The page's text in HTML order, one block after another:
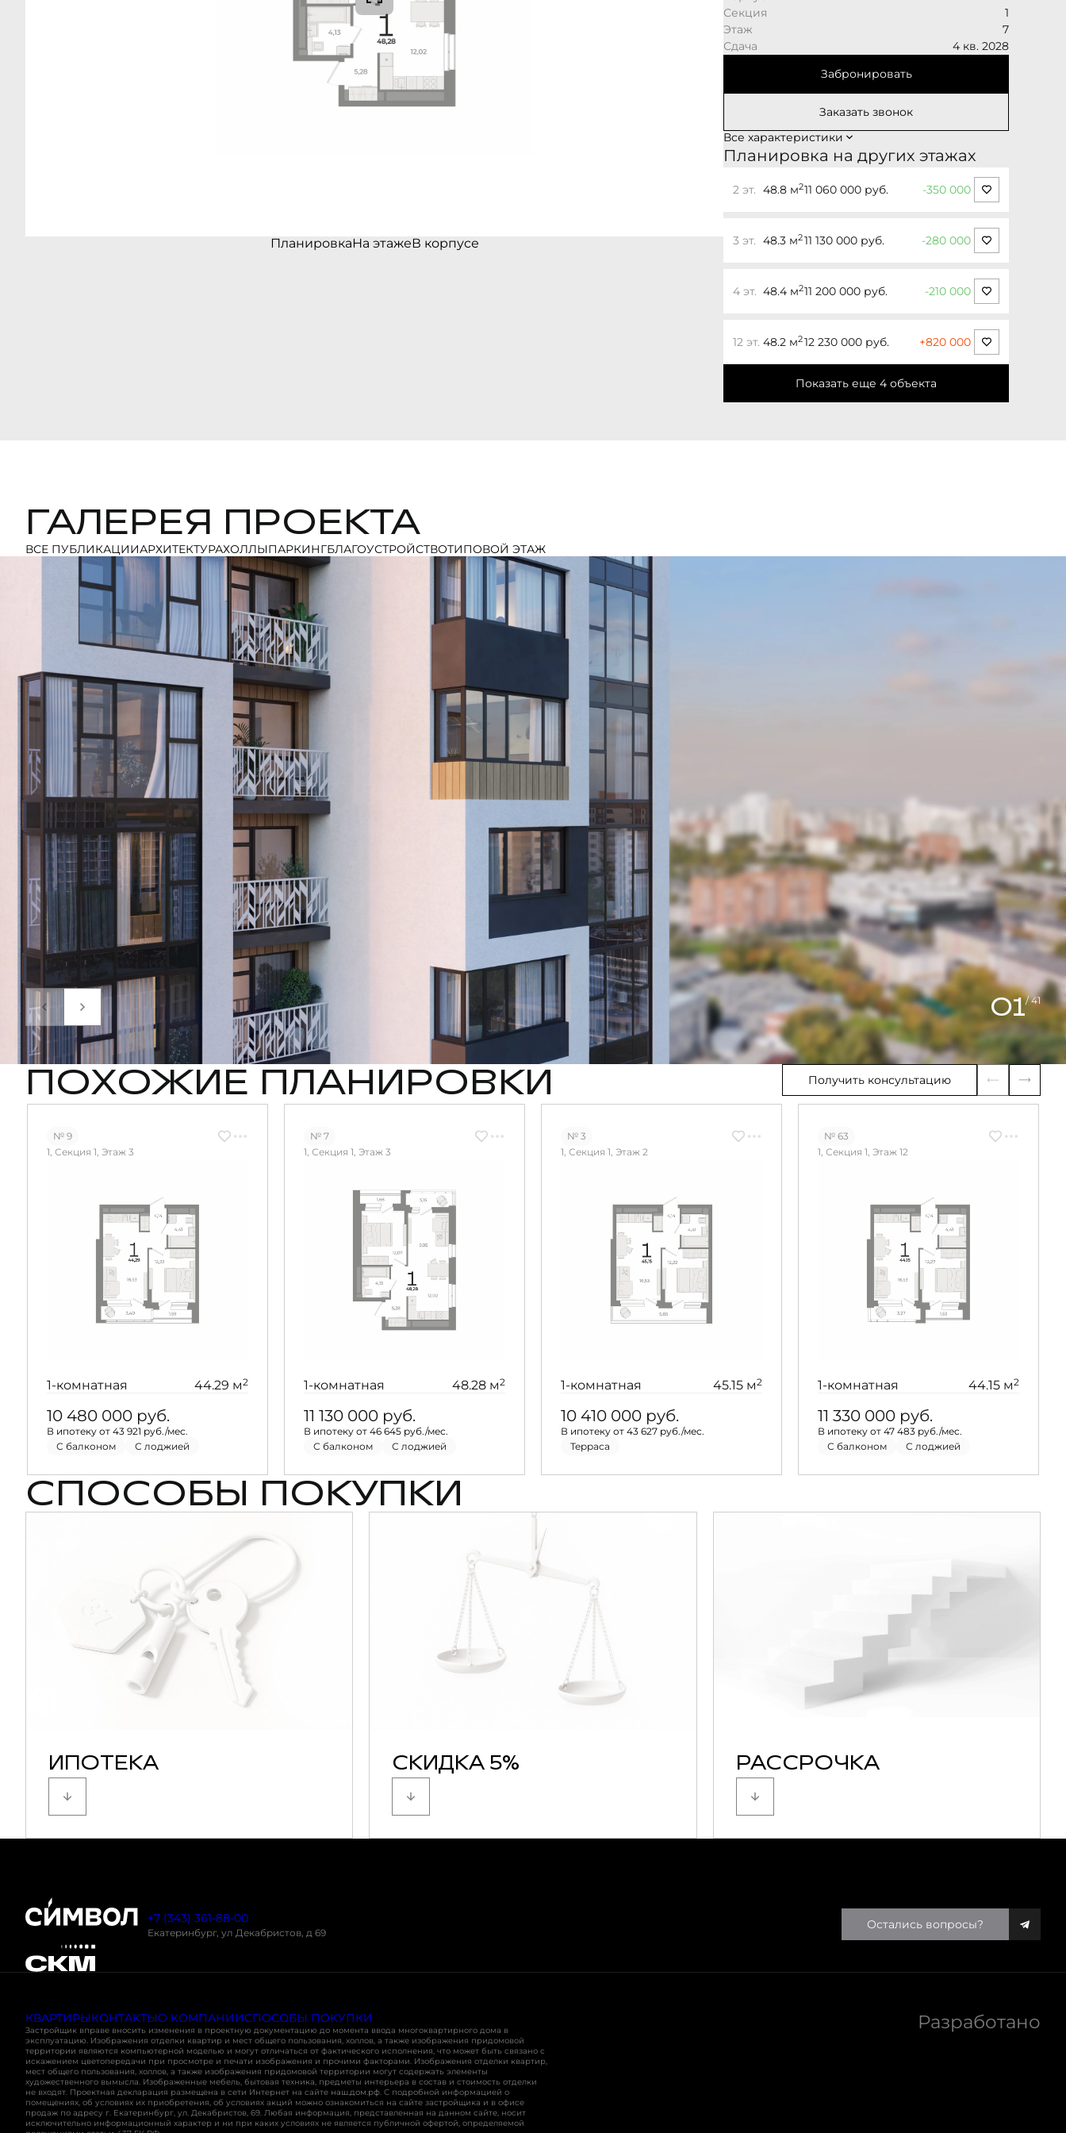
ПланировкаНа этажеВ корпусе
Секция
1
Этаж
7
Сдача
4 кв. 2028
Забронировать
Заказать звонок
Все характеристики
Планировка на других этажах
2 эт. 48.8 м211 060 000 руб. -350 000
3 эт. 48.3 м211 130 000 руб. -280 000
4 эт. 48.4 м211 200 000 руб. -210 000
12 эт. 48.2 м212 230 000 руб. +820 000
Показать еще 4 объектa
ГАЛЕРЕЯ ПРОЕКТА
ВСЕ ПУБЛИКАЦИИАРХИТЕКТУРАХОЛЛЫПАРКИНГБЛАГОУСТРОЙСТВОТИПОВОЙ ЭТАЖ
01/ 41
ПОХОЖИЕ ПЛАНИРОВКИ Получить консультацию
№ 9
1, Секция 1, Этаж 3
1-комнатная 44.29 м2
10 480 000 руб.
В ипотеку от 43 921 руб./мес.
С балконом
С лоджией
№ 7
1, Секция 1, Этаж 3
1-комнатная 48.28 м2
11 130 000 руб.
В ипотеку от 46 645 руб./мес.
С балконом
С лоджией
№ 3
1, Секция 1, Этаж 2
1-комнатная 45.15 м2
10 410 000 руб.
В ипотеку от 43 627 руб./мес.
Терраса
№ 63
1, Секция 1, Этаж 12
1-комнатная 44.15 м2
11 330 000 руб.
В ипотеку от 47 483 руб./мес.
С балконом
С лоджией
СПОСОБЫ ПОКУПКИ
Фиксированная Ставка: от 13,9% годовых.
ИПОТЕКА
При полной единовременной оплате, в том
числе с помощью ипотеки.
СКИДКА 5%
Беспроцентная рассрочка с равномерными
платежами.
РАССРОЧКА
+7 (343) 361-88-00
Екатеринбург, ул Декабристов, д 69
Остались вопросы?
КВАРТИРЫКОНТАКТЫО КОМПАНИИСПОСОБЫ ПОКУПКИ
Застройщик вправе вносить изменения в проектную документацию до момента ввода многоквартирного дома в
эксплуатацию. Изображения отделки квартир и мест общего пользования, холлов, а также изображения придомовой
территории являются компьютерной моделью и могут отличаться от фактического исполнения, что может быть связано с
искажением цветопередачи при просмотре и печати изображения и прочими факторами. Изображения отделки квартир,
мест общего пользования, холлов, а также изображения придомовой территории могут содержать элементы
художественного вымысла. Изображенные мебель, бытовая техника, предметы интерьера в состав и стоимость отделки
не входят. Проектная декларация размещена в сети Интернет на сайте наш.дом.рф. С подробной информацией о
помещениях, об условиях их приобретения, об условиях акций можно ознакомиться на сайте застройщика и в офисе
продаж по адресу г. Екатеринбург, ул. Декабристов, 69. Любая информация, представленная на данном сайте, носит
исключительно информационный характер и ни при каких условиях не является публичной офертой, определяемой
Разработано